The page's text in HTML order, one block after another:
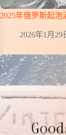
2025年俄罗斯起泡
2026年1月29